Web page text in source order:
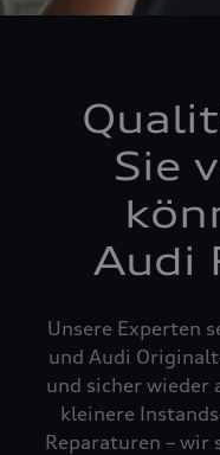
Sie
Audi
Unsere Experten
und Audi
und sicher wieder
kleinere
Reparaturen – wir